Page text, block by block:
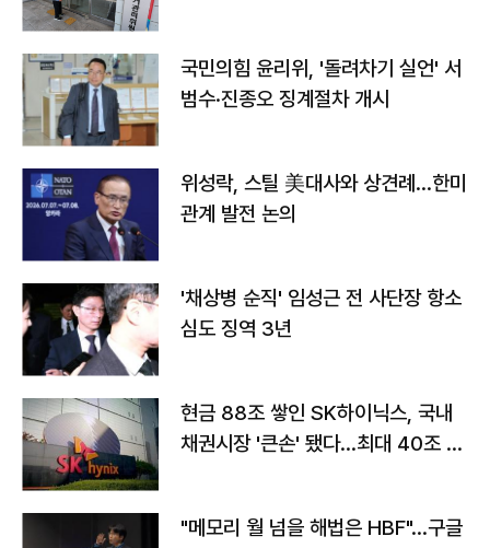
국민의힘 윤리위, '돌려차기 실언' 서
범수·진종오 징계절차 개시
위성락, 스틸 美대사와 상견례…한미
관계 발전 논의
'채상병 순직' 임성근 전 사단장 항소
심도 징역 3년
현금 88조 쌓인 SK하이닉스, 국내
채권시장 '큰손' 됐다…최대 40조 투
"메모리 월 넘을 해법은 HBF"…구글